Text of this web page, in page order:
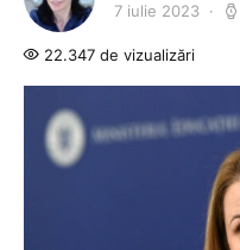
7 iulie 2023
22.347 de vizualizări